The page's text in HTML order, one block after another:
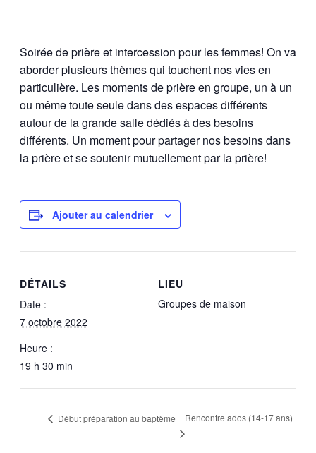
Soirée de prière et intercession pour les femmes! On va
aborder plusieurs thèmes qui touchent nos vies en
particulière. Les moments de prière en groupe, un à un
ou même toute seule dans des espaces différents
autour de la grande salle dédiés à des besoins
différents. Un moment pour partager nos besoins dans
la prière et se soutenir mutuellement par la prière!
Ajouter au calendrier
DÉTAILS
Date :
7 octobre 2022
Heure :
19 h 30 min
LIEU
Groupes de maison
Début préparation au baptême Rencontre ados (14-17 ans)